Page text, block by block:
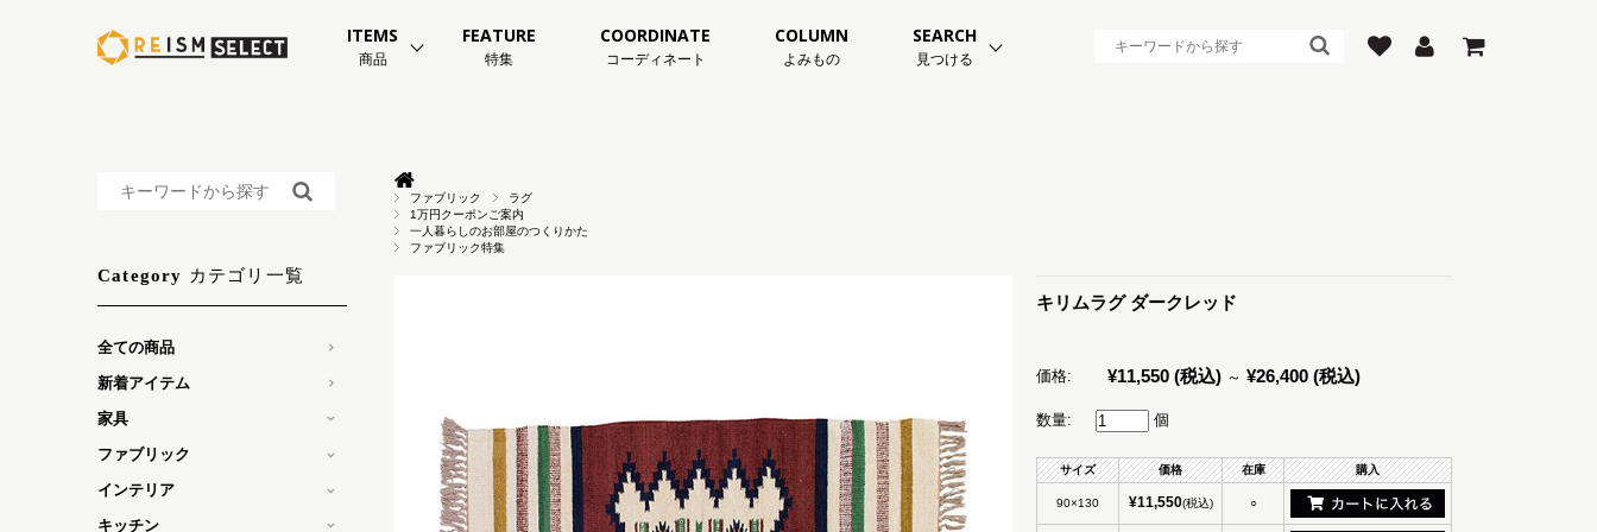
ITEMS
商品
FEATURE
特集
COORDINATE
コーディネート
COLUMN
よみもの
SEARCH
見つける
ファブリック
ラグ
1万円クーポンご案内
一人暮らしのお部屋のつくりかた
ファブリック特集
キリムラグ ダークレッド
価格: ¥11,550 (税込) ～ ¥26,400 (税込)
数量: 個
サイズ 価格 在庫 購入
90×130 ¥11,550(税込) ○
Category カテゴリ一覧
全ての商品
新着アイテム
家具
ファブリック
インテリア
キッチン